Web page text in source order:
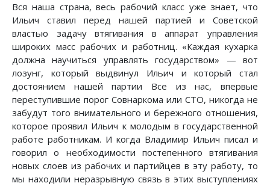
Вся наша страна, весь рабочий класс уже знает, что
Ильич ставил перед нашей партией и Советской
властью задачу втягивания в аппарат управления
широких масс рабочих и работниц. «Каждая кухарка
должна научиться управлять государством» — вот
лозунг, который выдвинул Ильич и который стал
достоянием нашей партии Все из нас, впервые
переступившие порог Совнаркома или СТО, никогда не
забудут того внимательного и бережного отношения,
которое проявил Ильич к молодым в государственной
работе работникам. И когда Владимир Ильич писал и
говорил о необходимости постепенного втягивания
новых слоев из рабочих и партийцев в эту работу, то
мы находили неразрывную связь в этих выступлениях